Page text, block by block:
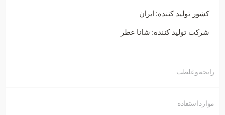
کشور تولید کننده: ایران
شرکت تولید کننده: شانا عطر
رایحه و غلظت
موارد استفاده